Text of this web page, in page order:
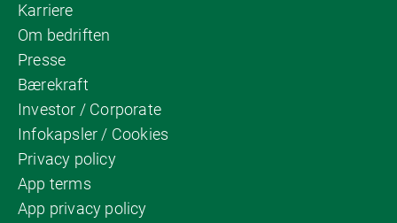
Karriere
Om bedriften
Presse
Bærekraft
Investor / Corporate
Infokapsler / Cookies
Privacy policy
App terms
App privacy policy